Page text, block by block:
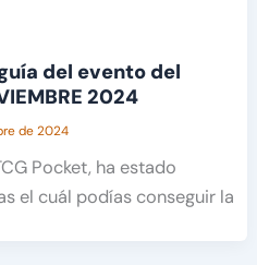
del evento del
2024
de 2024
Pocket, ha estado
el cuál podías conseguir la